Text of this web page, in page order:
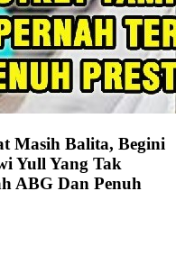
Masih Balita, Begini
Yull Yang Tak
ABG Dan Penuh